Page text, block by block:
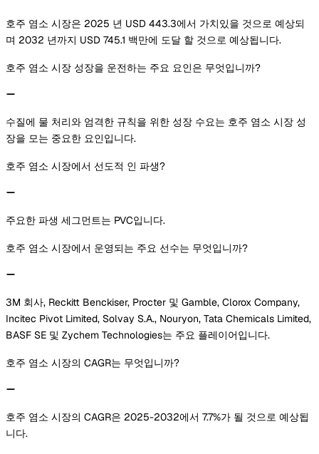
호주 염소 시장은 2025 년 USD 443.3에서 가치있을 것으로 예상되
며 2032 년까지 USD 745.1 백만에 도달 할 것으로 예상됩니다.
호주 염소 시장 성장을 운전하는 주요 요인은 무엇입니까?
수질에 물 처리와 엄격한 규칙을 위한 성장 수요는 호주 염소 시장 성
장을 모는 중요한 요인입니다.
호주 염소 시장에서 선도적 인 파생?
주요한 파생 세그먼트는 PVC입니다.
호주 염소 시장에서 운영되는 주요 선수는 무엇입니까?
3M 회사, Reckitt Benckiser, Procter 및 Gamble, Clorox Company,
Incitec Pivot Limited, Solvay S.A., Nouryon, Tata Chemicals Limited,
BASF SE 및 Zychem Technologies는 주요 플레이어입니다.
호주 염소 시장의 CAGR는 무엇입니까?
호주 염소 시장의 CAGR은 2025-2032에서 7.7%가 될 것으로 예상됩
니다.